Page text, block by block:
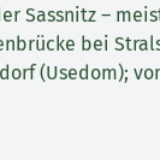
Sassnitz –
bei
(Usedom);